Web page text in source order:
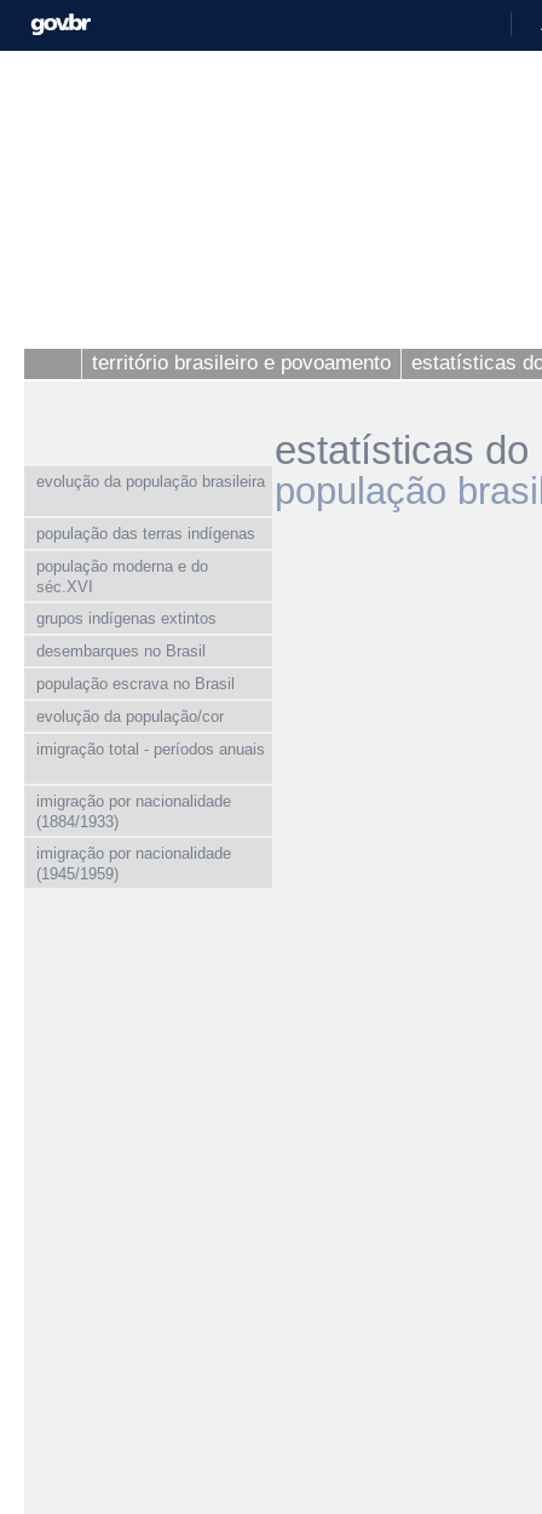
território brasileiro e povoamento estatísticas
evolução da população brasileira
população das terras indígenas
população moderna e do
séc.XVI
grupos indígenas extintos
desembarques no Brasil
população escrava no Brasil
evolução da população/cor
imigração total - períodos anuais
imigração por nacionalidade
(1884/1933)
imigração por nacionalidade
(1945/1959)
estatísticas do
população